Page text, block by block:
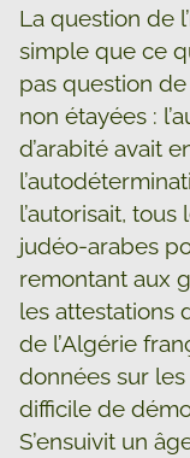
La question de
simple que ce
pas question
non étayées :
d’arabité avait
l’autorisait,
judéo-arabes
remontant aux
les attestations
de l’Algérie
données sur les
difficile de
S’ensuivit un